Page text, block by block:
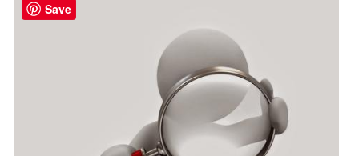
Save